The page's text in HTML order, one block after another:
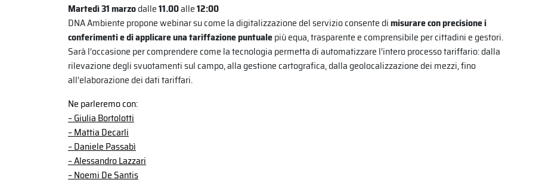
Martedì 31 marzodalle11.00alle12:00
DNA Ambiente propone webinar su come la digitalizzazione del servizio consente dimisurare con precisione i
conferimenti e di applicare una tariffazione puntualepiù equa, trasparente e comprensibile per cittadini e gestori.
Sarà l’occasione per comprendere come la tecnologia permetta di automatizzare l’intero processo tariffario: dalla
rilevazione degli svuotamenti sul campo, alla gestione cartografica, dalla geolocalizzazione dei mezzi, fino
all’elaborazione dei dati tariffari.
Ne parleremo con:
–Giulia Bortolotti
– Mattia Decarli
– Daniele Passabì
– Alessandro Lazzari
– Noemi De Santis